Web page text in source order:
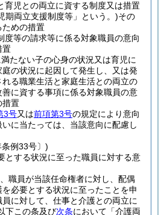
育児との両立に資する制度又は措置
期両立支援制度等」という。)その
ための措置
度等の請求等に係る対象職員の意向
置
たない子の心身の状況又は育児に
の状況に起因して発生し、又は発
る職業生活と家庭生活との両立の
に資する事項に係る対象職員の意
措置
3号又は前項第3号の規定により意向
に当たっては、当該意向に配慮し
例33号〕)
とする状況に至った職員に対する意
職員が当該任命権者に対し、配偶
必要とする状況に至ったことを申
に対して、仕事と介護との両立に
下この条及び次条において「介護両